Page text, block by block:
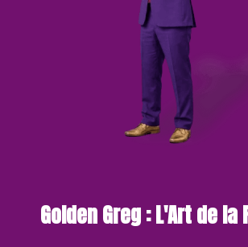
Golden Greg : L'Art de la